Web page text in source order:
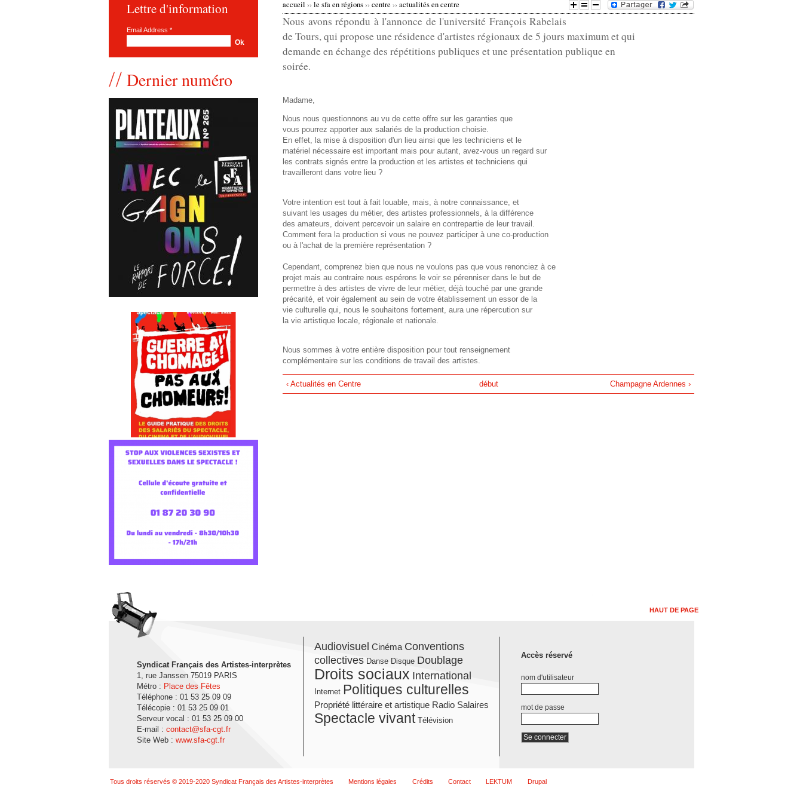
d
v
o
u
t
e
s
i
c
i
accueil ››le sfa en régions››centre ››actualités en centre
Nous avons répondu à l'annonce de l'université François Rabelais
de Tours, qui propose une résidence d'artistes régionaux de 5 jours maximum et qui
demande en échange des répétitions publiques et une présentation publique en
soirée.
Madame,
Nous nous questionnons au vu de cette offre sur les garanties que
vous pourrez apporter aux salariés de la production choisie.
En effet, la mise à disposition d'un lieu ainsi que les techniciens et le
matériel nécessaire est important mais pour autant, avez-vous un regard sur
les contrats signés entre la production et les artistes et techniciens qui
travailleront dans votre lieu ?
Votre intention est tout à fait louable, mais, à notre connaissance, et
suivant les usages du métier, des artistes professionnels, à la différence
des amateurs, doivent percevoir un salaire en contrepartie de leur travail.
Comment fera la production si vous ne pouvez participer à une co-production
ou à l'achat de la première représentation ?
Cependant, comprenez bien que nous ne voulons pas que vous renonciez à ce
projet mais au contraire nous espérons le voir se pérenniser dans le but de
permettre à des artistes de vivre de leur métier, déjà touché par une grande
précarité, et voir également au sein de votre établissement un essor de la
vie culturelle qui, nous le souhaitons fortement, aura une répercution sur
la vie artistique locale, régionale et nationale.
Nous sommes à votre entière disposition pour tout renseignement
complémentaire sur les conditions de travail des artistes.
‹ Actualités en Centre début Champagne Ardennes ›
Lettre d'information
Email Address *
Dernier numéro
HAUT DE PAGE
Syndicat Français des Artistes-interprètes
1, rue Janssen 75019 PARIS
Métro : Place des Fêtes
Téléphone : 01 53 25 09 09
Télécopie : 01 53 25 09 01
Serveur vocal : 01 53 25 09 00
E-mail : contact@sfa-cgt.fr
Site Web : www.sfa-cgt.fr
Audiovisuel Cinéma Conventions
collectives Danse Disque Doublage
Droits sociaux International
Internet Politiques culturelles
Propriété littéraire et artistique Radio Salaires
Spectacle vivant Télévision
Accès réservé
nom d'utilisateur
mot de passe
Tous droits réservés © 2019-2020 Syndicat Français des Artistes-interprètes Mentions légales Crédits Contact LEKTUM Drupal